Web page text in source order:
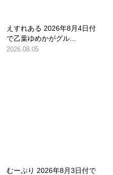
えすれある 2026年8月4日付
で乙葉ゆめかがグル...
2026.08.05
むーぷり 2026年8月3日付で